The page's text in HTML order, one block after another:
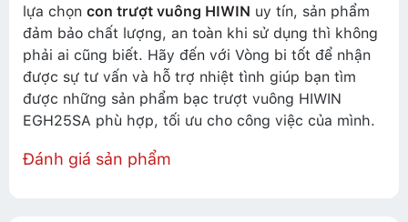
lựa chọn con trượt vuông HIWIN uy tín, sản phẩm
đảm bảo chất lượng, an toàn khi sử dụng thì không
phải ai cũng biết. Hãy đến với Vòng bi tốt để nhận
được sự tư vấn và hỗ trợ nhiệt tình giúp bạn tìm
được những sản phẩm bạc trượt vuông HIWIN
EGH25SA phù hợp, tối ưu cho công việc của mình.
Đánh giá sản phẩm